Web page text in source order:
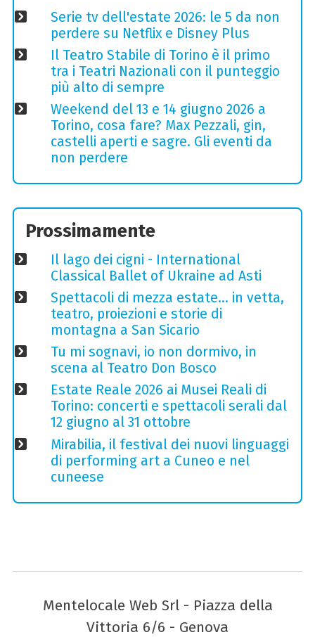
Serie tv dell'estate 2026: le 5 da non
perdere su Netflix e Disney Plus
Il Teatro Stabile di Torino è il primo
tra i Teatri Nazionali con il punteggio
più alto di sempre
Weekend del 13 e 14 giugno 2026 a
Torino, cosa fare? Max Pezzali, gin,
castelli aperti e sagre. Gli eventi da
non perdere
Prossimamente
Il lago dei cigni - International
Classical Ballet of Ukraine ad Asti
Spettacoli di mezza estate… in vetta,
teatro, proiezioni e storie di
montagna a San Sicario
Tu mi sognavi, io non dormivo, in
scena al Teatro Don Bosco
Estate Reale 2026 ai Musei Reali di
Torino: concerti e spettacoli serali dal
12 giugno al 31 ottobre
Mirabilia, il festival dei nuovi linguaggi
di performing art a Cuneo e nel
cuneese
Mentelocale Web Srl - Piazza della
Vittoria 6/6 - Genova